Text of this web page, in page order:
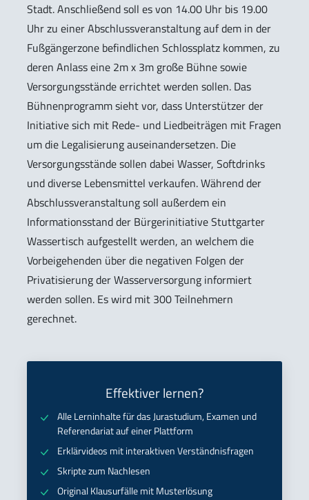
Stadt. Anschließend soll es von 14.00 Uhr bis 19.00
Uhr zu einer Abschlussveranstaltung auf dem in der
Fußgängerzone befindlichen Schlossplatz kommen, zu
deren Anlass eine 2m x 3m große Bühne sowie
Versorgungsstände errichtet werden sollen. Das
Bühnenprogramm sieht vor, dass Unterstützer der
Initiative sich mit Rede- und Liedbeiträgen mit Fragen
um die Legalisierung auseinandersetzen. Die
Versorgungsstände sollen dabei Wasser, Softdrinks
und diverse Lebensmittel verkaufen. Während der
Abschlussveranstaltung soll außerdem ein
Informationsstand der Bürgerinitiative Stuttgarter
Wassertisch aufgestellt werden, an welchem die
Vorbeigehenden über die negativen Folgen der
Privatisierung der Wasserversorgung informiert
werden sollen. Es wird mit 300 Teilnehmern
gerechnet.
Effektiver lernen?
Alle Lerninhalte für das Jurastudium, Examen und
Referendariat auf einer Plattform
Erklärvideos mit interaktiven Verständnisfragen
Skripte zum Nachlesen
Original Klausurfälle mit Musterlösung